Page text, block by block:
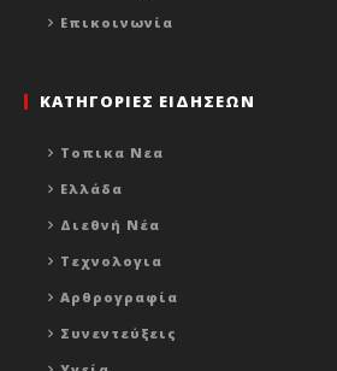
Επικοινωνία
ΚΑΤΗΓΟΡΙΕΣ ΕΙΔΗΣΕΩΝ
Τοπικα Νεα
Ελλάδα
Διεθνή Νέα
Τεχνολογια
Αρθρογραφία
Συνεντεύξεις